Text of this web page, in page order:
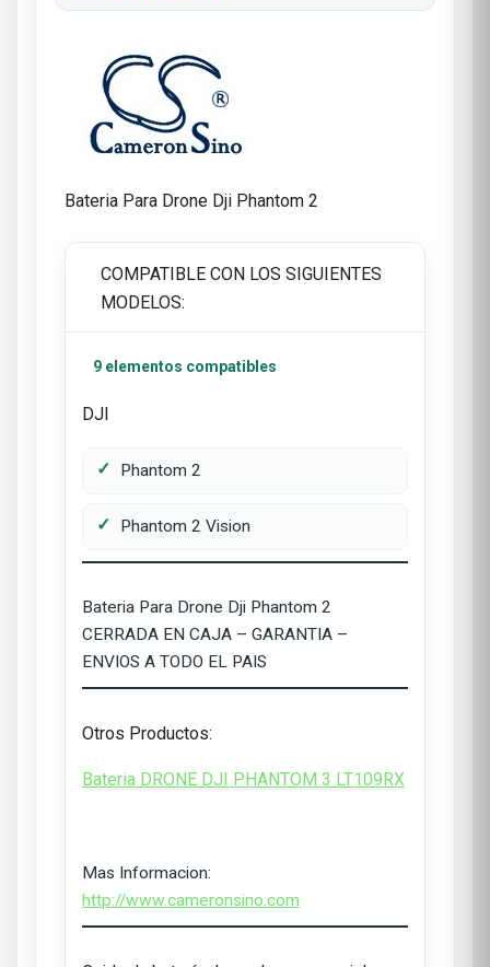
Bateria Para Drone Dji Phantom 2
COMPATIBLE CON LOS SIGUIENTES
MODELOS:
9 elementos compatibles
DJI
Phantom 2
Phantom 2 Vision
Bateria Para Drone Dji Phantom 2
CERRADA EN CAJA – GARANTIA –
ENVIOS A TODO EL PAIS
Otros Productos:
Bateria DRONE DJI PHANTOM 3 LT109RX
Mas Informacion:
http://www.cameronsino.com